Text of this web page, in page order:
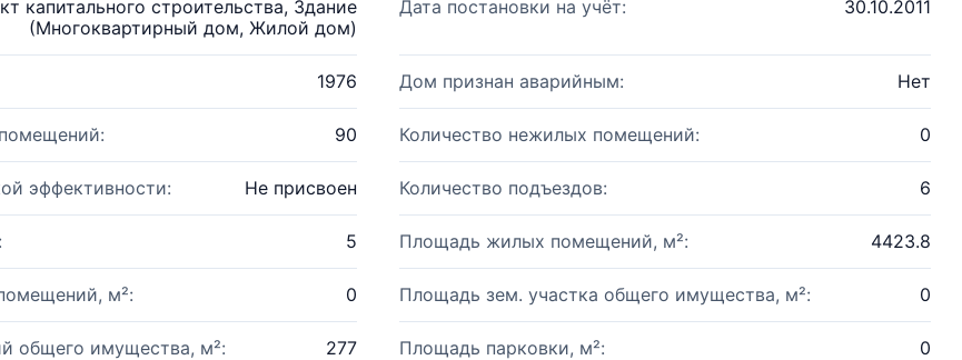
капитального строительства, Здание
(Многоквартирный дом, Жилой дом)
Дата постановки на учёт: 30.10.2011
1976 Дом признан аварийным: Нет
90 Количество нежилых помещений: 0
эффективности: Не присвоен Количество подъездов: 6
5 Площадь жилых помещений, м²: 4423.8
м²: 0 Площадь зем. участка общего имущества, м²: 0
общего имущества, м²: 277 Площадь парковки, м²: 0